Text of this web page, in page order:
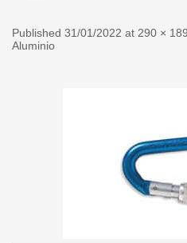
Published 31/01/2022 at 290 ×
Aluminio